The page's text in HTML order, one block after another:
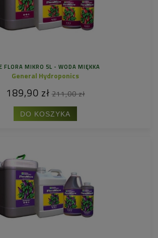
FLORA MIKRO 5L - WODA MIĘKKA
General Hydroponics
189,90 zł 211,00 zł
DO KOSZYKA